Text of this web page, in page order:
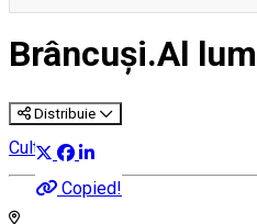
Brâncuși.Al
Distribuie
Copied!
Cultură